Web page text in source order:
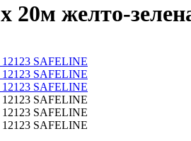
желто-